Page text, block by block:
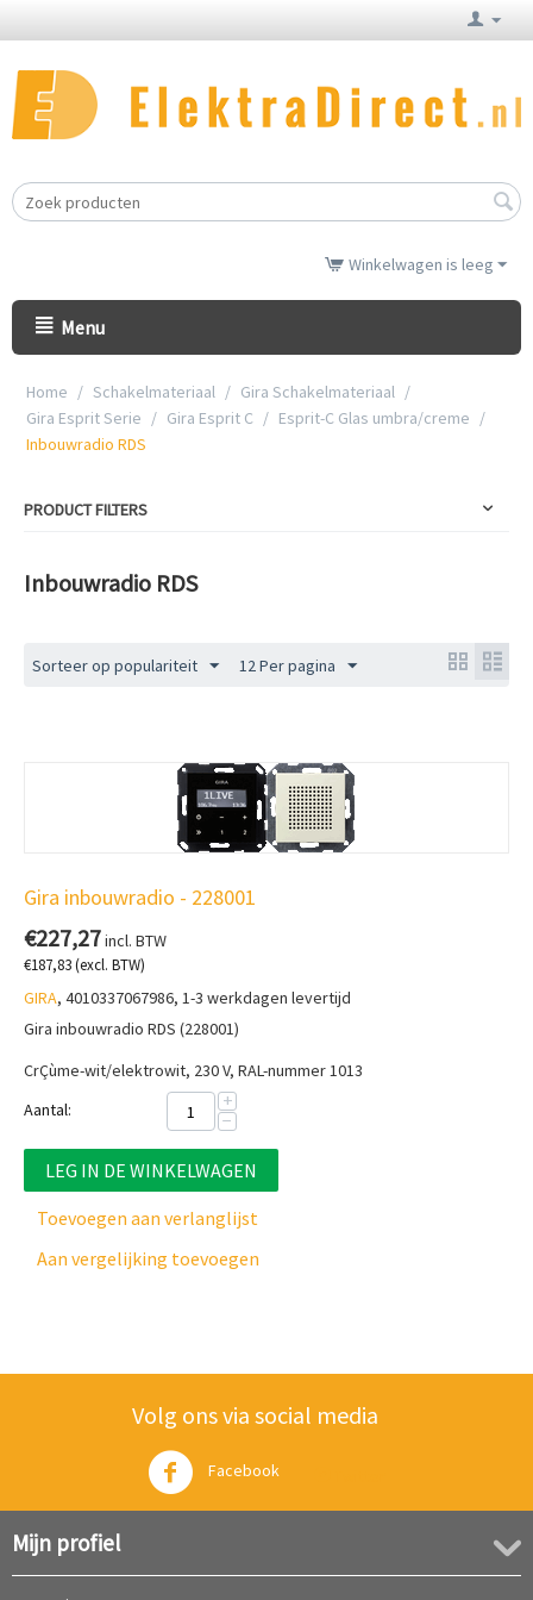
Winkelwagen is leeg
Menu
Home / Schakelmateriaal / Gira Schakelmateriaal /
Gira Esprit Serie / Gira Esprit C / Esprit-C Glas umbra/creme /
Inbouwradio RDS
PRODUCT FILTERS
Inbouwradio RDS
Sorteer op populariteit 12 Per pagina
Gira inbouwradio - 228001
€227,27incl. BTW
€187,83(excl. BTW)
GIRA, 4010337067986, 1-3 werkdagen levertijd
Gira inbouwradio RDS (228001)
CrÇùme-wit/elektrowit, 230 V, RAL-nummer 1013
Aantal:
+
−
LEG IN DE WINKELWAGEN
Toevoegen aan verlanglijst
Aan vergelijking toevoegen
Volg ons via social media
Facebook
Mijn profiel